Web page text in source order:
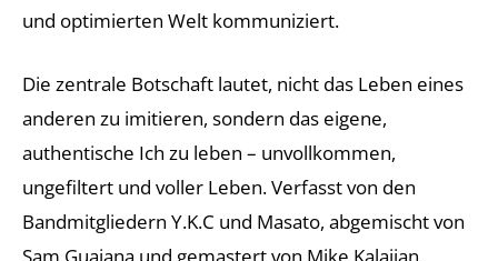
und optimierten Welt kommuniziert.
Die zentrale Botschaft lautet, nicht das Leben eines
anderen zu imitieren, sondern das eigene,
authentische Ich zu leben – unvollkommen,
ungefiltert und voller Leben. Verfasst von den
Bandmitgliedern Y.K.C und Masato, abgemischt von